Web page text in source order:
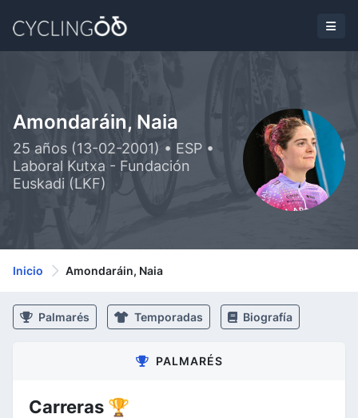
Amondaráin, Naia
25 años (13-02-2001) • ESP •
Laboral Kutxa - Fundación
Euskadi (LKF)
Inicio Amondaráin, Naia
Palmarés Temporadas Biografía
PALMARÉS
Carreras 🏆